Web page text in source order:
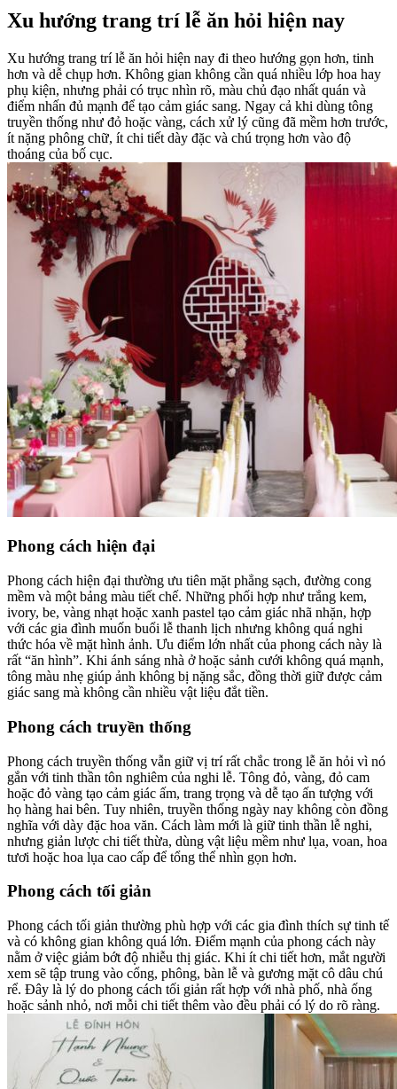
Xu hướng trang trí lễ ăn hỏi hiện nay
Xu hướng trang trí lễ ăn hỏi hiện nay đi theo hướng gọn hơn, tinh
hơn và dễ chụp hơn. Không gian không cần quá nhiều lớp hoa hay
phụ kiện, nhưng phải có trục nhìn rõ, màu chủ đạo nhất quán và
điểm nhấn đủ mạnh để tạo cảm giác sang. Ngay cả khi dùng tông
truyền thống như đỏ hoặc vàng, cách xử lý cũng đã mềm hơn trước,
ít nặng phông chữ, ít chi tiết dày đặc và chú trọng hơn vào độ
thoáng của bố cục.
Phong cách hiện đại
Phong cách hiện đại thường ưu tiên mặt phẳng sạch, đường cong
mềm và một bảng màu tiết chế. Những phối hợp như trắng kem,
ivory, be, vàng nhạt hoặc xanh pastel tạo cảm giác nhã nhặn, hợp
với các gia đình muốn buổi lễ thanh lịch nhưng không quá nghi
thức hóa về mặt hình ảnh. Ưu điểm lớn nhất của phong cách này là
rất “ăn hình”. Khi ánh sáng nhà ở hoặc sảnh cưới không quá mạnh,
tông màu nhẹ giúp ảnh không bị nặng sắc, đồng thời giữ được cảm
giác sang mà không cần nhiều vật liệu đắt tiền.
Phong cách truyền thống
Phong cách truyền thống vẫn giữ vị trí rất chắc trong lễ ăn hỏi vì nó
gắn với tinh thần tôn nghiêm của nghi lễ. Tông đỏ, vàng, đỏ cam
hoặc đỏ vàng tạo cảm giác ấm, trang trọng và dễ tạo ấn tượng với
họ hàng hai bên. Tuy nhiên, truyền thống ngày nay không còn đồng
nghĩa với dày đặc hoa văn. Cách làm mới là giữ tinh thần lễ nghi,
nhưng giản lược chi tiết thừa, dùng vật liệu mềm như lụa, voan, hoa
tươi hoặc hoa lụa cao cấp để tổng thể nhìn gọn hơn.
Phong cách tối giản
Phong cách tối giản thường phù hợp với các gia đình thích sự tinh tế
và có không gian không quá lớn. Điểm mạnh của phong cách này
nằm ở việc giảm bớt độ nhiễu thị giác. Khi ít chi tiết hơn, mắt người
xem sẽ tập trung vào cổng, phông, bàn lễ và gương mặt cô dâu chú
rể. Đây là lý do phong cách tối giản rất hợp với nhà phố, nhà ống
hoặc sảnh nhỏ, nơi mỗi chi tiết thêm vào đều phải có lý do rõ ràng.